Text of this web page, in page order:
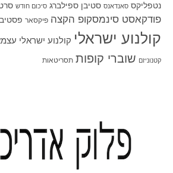
נטפליקס סאנדאנס סטיבן ספילברג סיכום חודש
פודקאסט סינמסקופ הקצה פיקסאר
קולנוע ישראלי קולנוע ישראלי
קטנוניזם שוברי קופות תסריטאות